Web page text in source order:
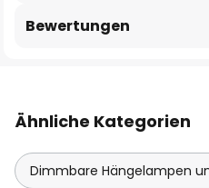
Bewertungen
Ähnliche Kategorien
Dimmbare Hängelampen